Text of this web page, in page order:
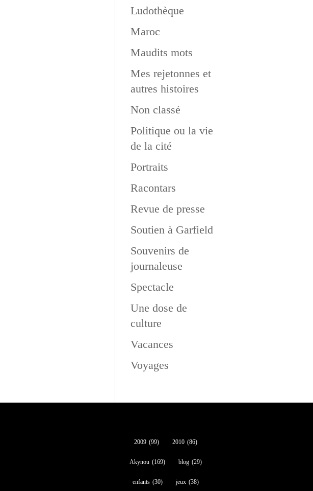
Ludothèque
Maroc
Maudits mots
Mes rejetonnes et
autres histoires
Non classé
Politique ou la vie
de la cité
Portraits
Racontars
Revue de presse
Soutien à Garfield
Souvenirs de
journaleuse
Spectacle
Une dose de
culture
Vacances
Voyages
2009 (99) 2010 (86)
Akynou (169) blog (29)
enfants (30) jeux (38)